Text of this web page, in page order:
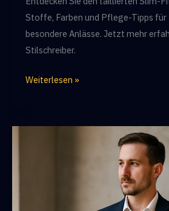
Stoffe, Farben und Pflege-Tipps für
besondere Anlässe. Jetzt mehr
Stilschreiber.
Stilschreiber.de
Fit
Weiterlesen »